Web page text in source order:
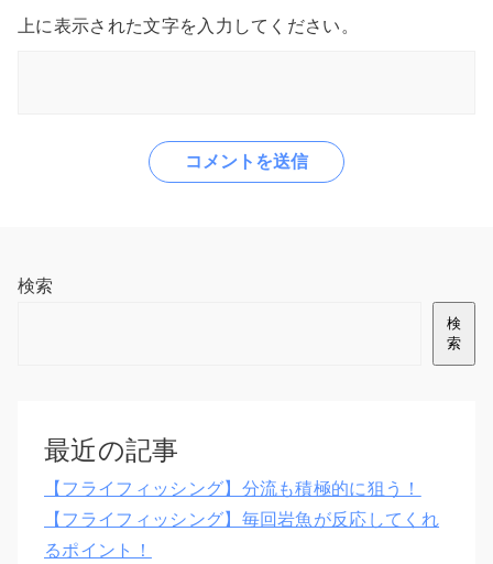
上に表示された文字を入力してください。
検索
検
索
最近の記事
【フライフィッシング】分流も積極的に狙う！
【フライフィッシング】毎回岩魚が反応してくれ
るポイント！